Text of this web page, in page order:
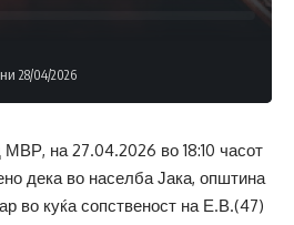
28/04/2026
на 27.04.2026 во 18:10 часот
дека во населба Јака, општина
во куќа сопственост на Е.В.(47)